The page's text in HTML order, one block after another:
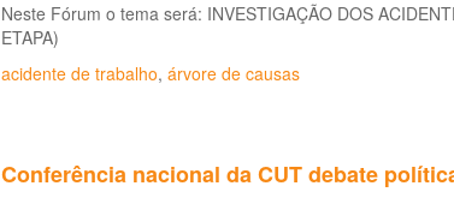
Neste Fórum o tema será: INVESTIGAÇÃO DOS
ETAPA)
acidente de trabalho, árvore de causas
Conferência nacional da CUT debate